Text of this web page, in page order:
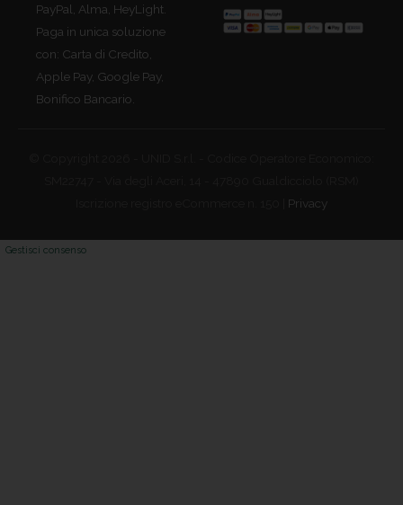
PayPal, Alma, HeyLight.
Paga in unica soluzione
con: Carta di Credito,
Apple Pay, Google Pay,
Bonifico Bancario.
Privacy
Gestisci consenso